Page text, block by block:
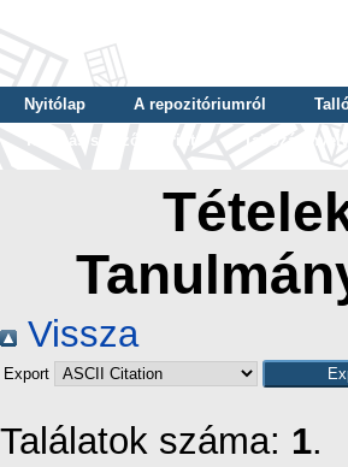
Nyitólap A repozitóriumról
Tallózás szerző szerint
Tallózás nyelv
Vissza
Export
Találatok száma: 1.